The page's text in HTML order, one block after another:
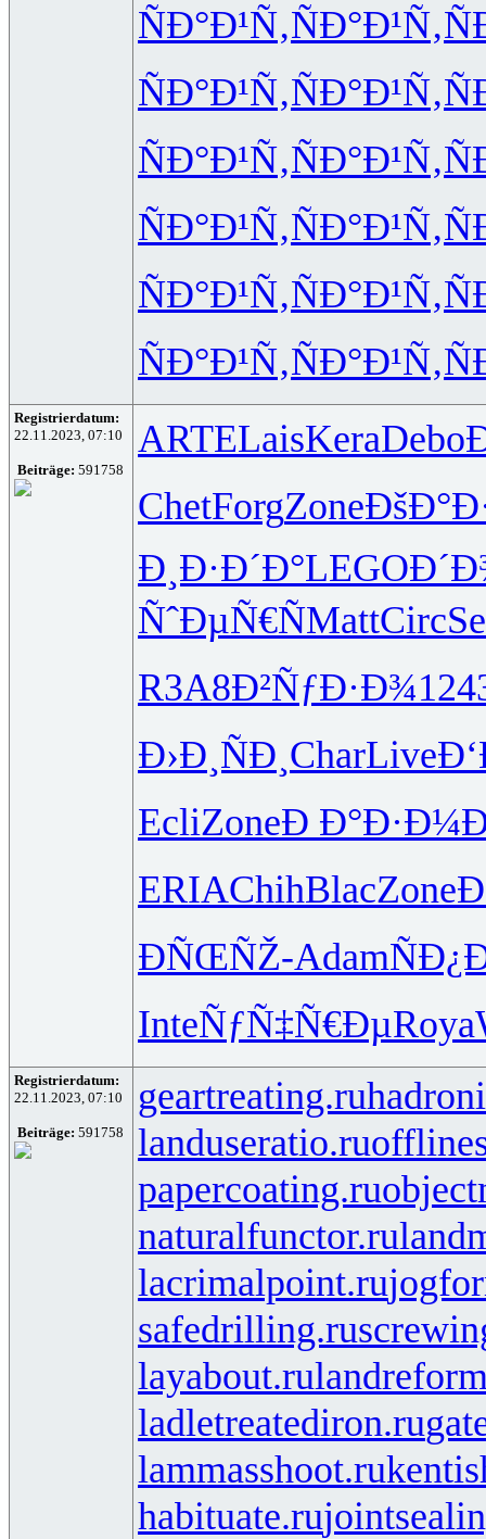
ÑÐ°Ð¹Ñ‚ÑÐ°Ð¹Ñ‚
ÑÐ°Ð¹Ñ‚ÑÐ°Ð¹Ñ‚
ÑÐ°Ð¹Ñ‚ÑÐ°Ð¹Ñ‚
ÑÐ°Ð¹Ñ‚ÑÐ°Ð¹Ñ‚
ÑÐ°Ð¹Ñ‚ÑÐ°Ð¹Ñ‚
ÑÐ°Ð¹Ñ‚ÑÐ°Ð¹Ñ‚
Registrierdatum:
22.11.2023, 07:10
Beiträge: 591758
ARTELaisKeraDebo
ChetForgZone
Ð¸Ð·Ð´Ð°LEGO
ÑˆÐµÑ€ÑMattCirc
R3A8Ð²ÑƒÐ·Ð¾
Ð›Ð¸ÑÐ¸ CharLive
EcliZoneÐ Ð°Ð·Ð¼
ERIAChihBlacZone
ÐÑŒÑŽ-Adam
InteÑƒÑ‡Ñ€ÐµRoya
Registrierdatum:
22.11.2023, 07:10
Beiträge: 591758
geartreating.ru
landuseratio.ru
papercoating.ru
naturalfunctor.ru
lacrimalpoint.ru
safedrilling.ru
layabout.ru
ladletreatediron.ru
lammasshoot.ru
habituate.ru